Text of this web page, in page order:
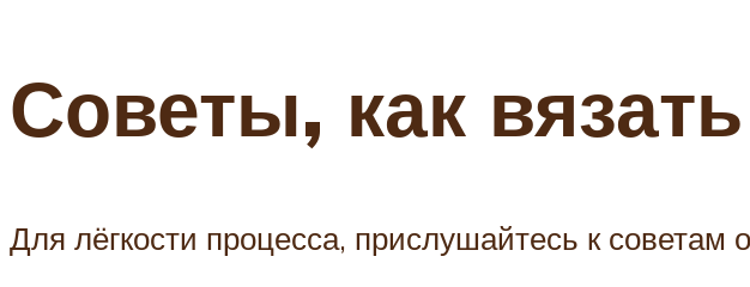
Советы, как
Для лёгкости процесса, прислушайтесь к советам